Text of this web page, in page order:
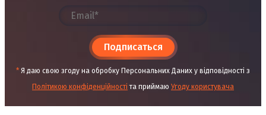
Подписаться
* Я даю свою згоду на обробку Персональних Даних у відповідності з
Політикою конфіденційності та приймаю Угоду користувача